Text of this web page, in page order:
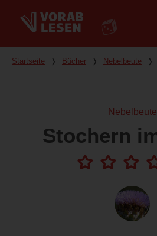
Du bist hier
Startseite ❭ Bücher ❭ Nebelbeute ❭
Nebelbeute
Stochern